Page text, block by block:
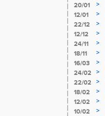
20/01
>
12/01 >
22/12
>
12/12
>
24/11
>
18/11
>
16/03 >
24/02 >
22/02
>
18/02
>
12/02
>
10/02
>